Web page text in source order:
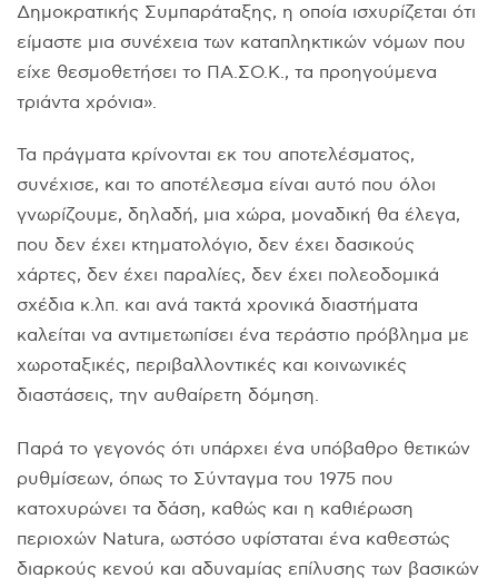
Δημοκρατικής Συμπαράταξης, η οποία ισχυρίζεται ότι
είμαστε μια συνέχεια των καταπληκτικών νόμων που
είχε θεσμοθετήσει το ΠΑ.ΣΟ.Κ., τα προηγούμενα
τριάντα χρόνια».
Τα πράγματα κρίνονται εκ του αποτελέσματος,
συνέχισε, και το αποτέλεσμα είναι αυτό που όλοι
γνωρίζουμε, δηλαδή, μια χώρα, μοναδική θα έλεγα,
που δεν έχει κτηματολόγιο, δεν έχει δασικούς
χάρτες, δεν έχει παραλίες, δεν έχει πολεοδομικά
σχέδια κ.λπ. και ανά τακτά χρονικά διαστήματα
καλείται να αντιμετωπίσει ένα τεράστιο πρόβλημα με
χωροταξικές, περιβαλλοντικές και κοινωνικές
διαστάσεις, την αυθαίρετη δόμηση.
Παρά το γεγονός ότι υπάρχει ένα υπόβαθρο θετικών
ρυθμίσεων, όπως το Σύνταγμα του 1975 που
κατοχυρώνει τα δάση, καθώς και η καθιέρωση
περιοχών Natura, ωστόσο υφίσταται ένα καθεστώς
διαρκούς κενού και αδυναμίας επίλυσης των βασικών